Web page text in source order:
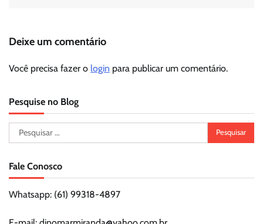
Deixe um comentário
Você precisa fazer o login para publicar um comentário.
Pesquise no Blog
Pesquisar
por:
Fale Conosco
Whatsapp: (61) 99318-4897